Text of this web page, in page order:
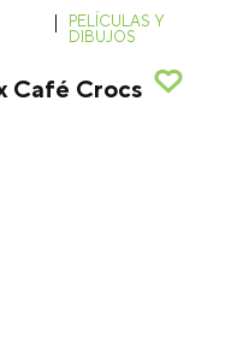
PELÍCULAS Y
DIBUJOS
Café Crocs